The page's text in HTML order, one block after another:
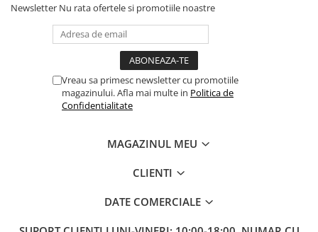
Newsletter Nu rata ofertele si promotiile noastre
Vreau sa primesc newsletter cu promotiile
magazinului. Afla mai multe in Politica de
Confidentialitate
MAGAZINUL MEU
CLIENTI
DATE COMERCIALE